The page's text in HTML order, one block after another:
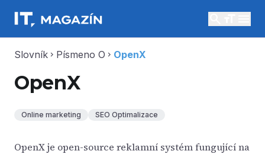
Slovník chevron_right Písmeno O chevron_right OpenX
OpenX
Online marketing SEO Optimalizace
OpenX je open-source reklamní systém fungující na